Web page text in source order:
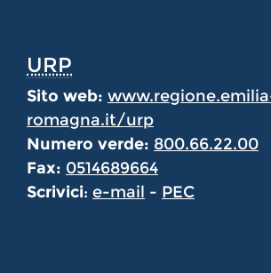
URP
Sito web:
romagna.it/urp
Numero verde: 800.66.22.00
Fax: 0514689664
Scrivici: e-mail - PEC